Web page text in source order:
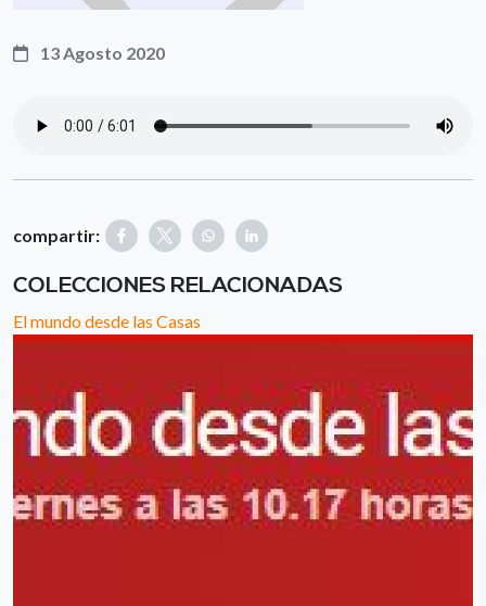
13 Agosto 2020
compartir:
COLECCIONES RELACIONADAS
El mundo desde las Casas